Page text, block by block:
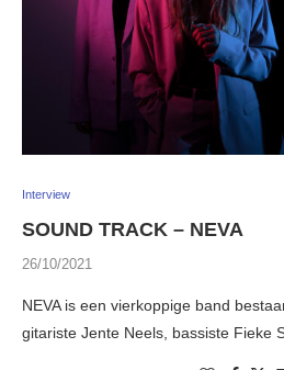
Interview
SOUND TRACK – NEVA
26/10/2021
NEVA is een vierkoppige band
gitariste Jente Neels, bassiste Fieke